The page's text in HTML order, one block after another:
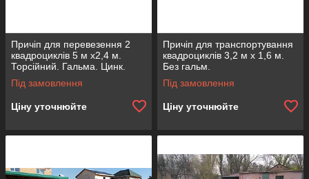
Причіп для перевезення 2
квадроциклів 5 м х2,4 м.
Торсійний. Гальма. Цинк.
Під замовлення
Ціну уточнюйте
Причіп для транспортування
квадроциклів 3,2 м х 1,6 м.
Без гальм.
Під замовлення
Ціну уточнюйте